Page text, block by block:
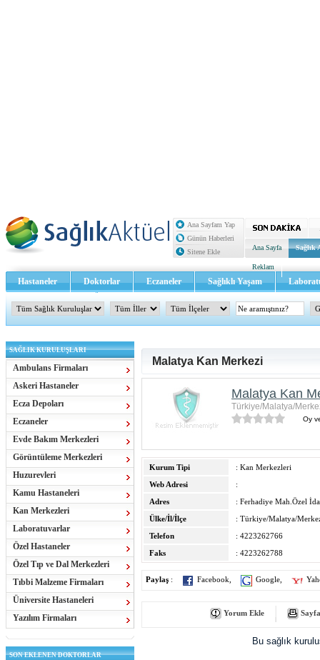
Ana Sayfam Yap
Günün Haberleri
Sitene Ekle
Ana Sayfa Sağlık
Reklam
Hastaneler Doktorlar Eczaneler Sağlıklı Yaşam
Sağlık TV - Video İletişim
SAĞLIK KURULUŞLARI
Ambulans Firmaları
Askeri Hastaneler
Ecza Depoları
Eczaneler
Evde Bakım Merkezleri
Görüntüleme Merkezleri
Huzurevleri
Kamu Hastaneleri
Kan Merkezleri
Laboratuvarlar
Özel Hastaneler
Özel Tıp ve Dal Merkezleri
Tıbbi Malzeme Firmaları
Üniversite Hastaneleri
Yazılım Firmaları
SON EKLENEN DOKTORLAR
Malatya Kan Merkezi
Malatya Kan
Türkiye/Malatya/
Oy
Kurum Tipi
: Kan Merkezleri
Web Adresi
:
Adres
: Ferhadiye Mah.Özel
Ülke/İl/İlçe
: Türkiye/Malatya/
Telefon
: 4223262766
Faks
: 4223262788
Paylaş : Facebook Google
Yorum Ekle
Bu sağlık